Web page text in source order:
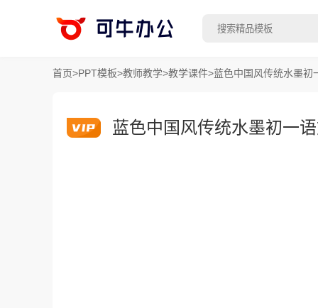
首页>PPT模板>教师教学>教学课件>蓝色中国风传统水墨初
蓝色中国风传统水墨初一